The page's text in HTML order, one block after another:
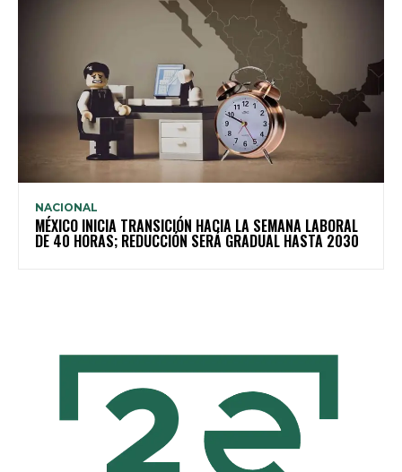
NACIONAL
MÉXICO INICIA TRANSICIÓN HACIA LA SEMANA LABORAL
DE 40 HORAS; REDUCCIÓN SERÁ GRADUAL HASTA 2030